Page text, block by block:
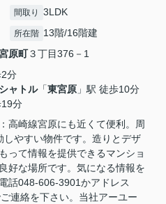
間取り 3LDK
所在階 13階/16階建
原町３丁目376－1
2分
ャトル「東宮原 」駅 徒歩10分
19分
高崎線宮原にも近くて便利。周
やすい物件です。造りとデザ
って情報を提供できるマンショ
好な場所です。気になる情報を
話048-606-3901かアドレス
連絡を下さい。当社アーユー